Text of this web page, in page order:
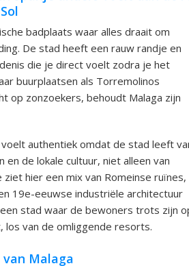
badplaats waar alles draait om
De stad heeft een rauw randje en
die je direct voelt zodra je het
buurplaatsen als Torremolinos
op zonzoekers, behoudt Malaga zijn
authentiek omdat de stad leeft
en de lokale cultuur, niet alleen van
ziet hier een mix van Romeinse ruïnes,
19e-eeuwse industriële architectuur
stad waar de bewoners trots zijn
los van de omliggende resorts.
Malaga